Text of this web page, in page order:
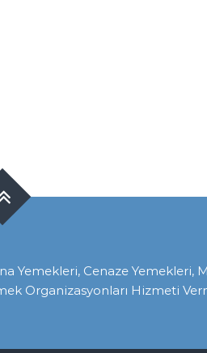
Yemekleri, Cenaze Yemekleri,
Organizasyonları Hizmeti